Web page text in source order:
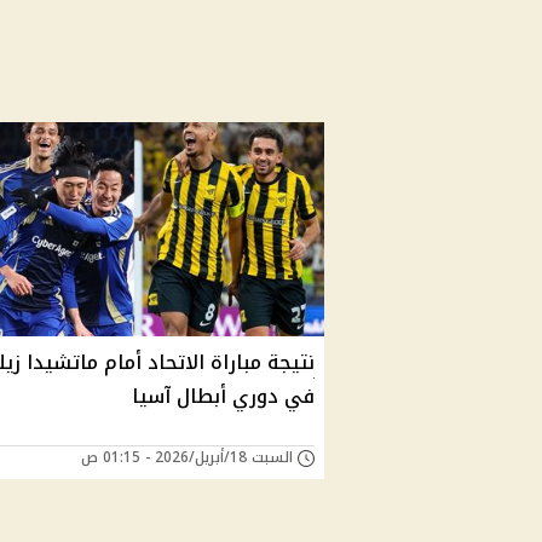
نتيجة مباراة الاتحاد أمام ماتشيدا
في دوري أبطال آسيا
السبت 18/أبريل/2026 - 01:15 ص